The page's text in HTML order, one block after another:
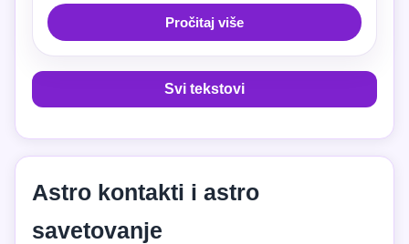
Pročitaj više
Svi tekstovi
Astro kontakti i astro
savetovanje